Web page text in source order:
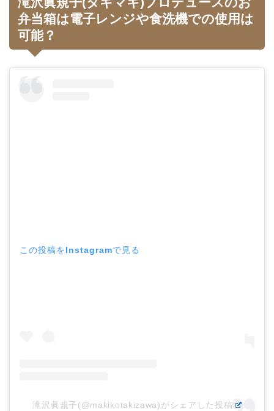
弁当箱は電子レンジや食洗機での使用は
可能？
この投稿をInstagramで見る
滝沢眞規子(@makikotakizawa)がシェアした投稿